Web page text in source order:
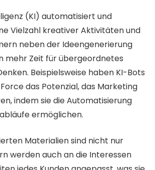
(KI) automatisiert und
Vielzahl kreativer Aktivitäten und
neben der Ideengenerierung
mehr Zeit für übergeordnetes
Beispielsweise haben KI-Bots
das Potenzial, das Marketing
indem sie die Automatisierung
ermöglichen.
Materialien sind nicht nur
werden auch an die Interessen